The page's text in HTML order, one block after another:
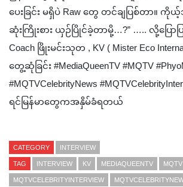
ပေးခြင်း မရှိပဲ Raw တွေ တင်ချပြစ်တာ။
ဆုံးကြိုးစား ယှဉ်ပြိုင်ခဲ့တာမို့…?” ….. လို့ပြောပ
Coach ဖြိုးမင်းသုတ , KV ( Mister Eco
တွေ့ဆုံခြင်း #MediaQueenTV #MQTV
‎#MQTVCelebrityNews
ရင်မြန်မာတွေကအနှိမ်ခံရတယ်
CATEGORY INTERVIEW
TAG INTERVIEW KV MEDIAQUEENTV MQTV
MQTVCELEBRITYINTERVIEW